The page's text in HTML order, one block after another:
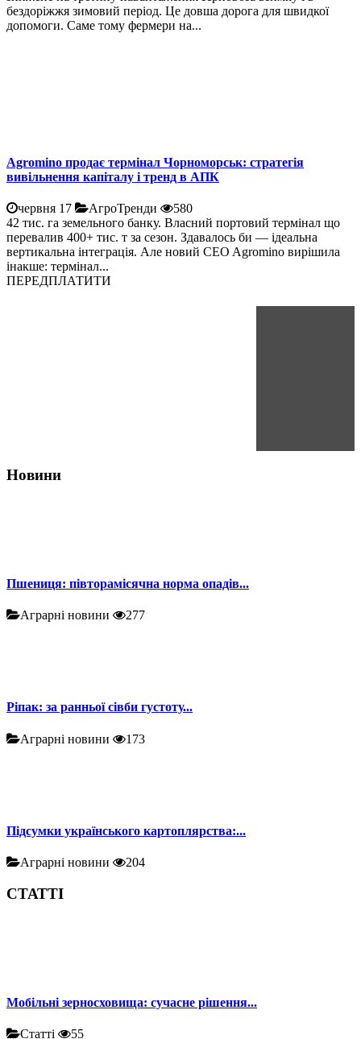
бездоріжжя зимовий період. Це довша дорога для швидкої
допомоги. Саме тому фермери на...
Agromino продає термінал Чорноморськ: стратегія
вивільнення капіталу і тренд в АПК
червня 17 АгроТренди
580
42 тис. га земельного банку. Власний портовий термінал що
перевалив 400+ тис. т за сезон. Здавалось би — ідеальна
вертикальна інтеграція. Але новий CEO Agromino вирішила
інакше: термінал...
ПЕРЕДПЛАТИТИ
Новини
Пшениця: півторамісячна норма опадів...
Аграрні новини 277
Ріпак: за ранньої сівби густоту...
Аграрні новини 173
Підсумки українського картоплярства:...
Аграрні новини 204
СТАТТІ
Мобільні зерносховища: сучасне рішення...
Статті 55